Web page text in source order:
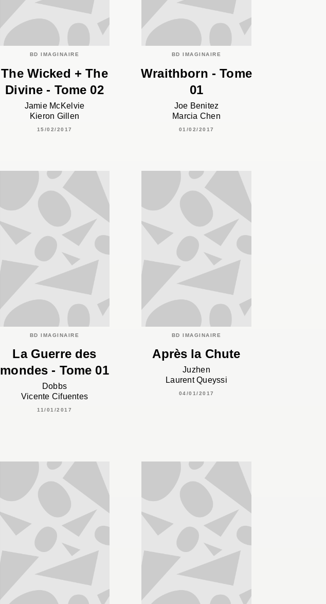
BD IMAGINAIRE
The Wicked + The
Divine - Tome 02
Jamie McKelvie
Kieron Gillen
15/02/2017
BD IMAGINAIRE
Wraithborn - Tome
01
Joe Benitez
Marcia Chen
01/02/2017
BD IMAGINAIRE
La Guerre des
mondes - Tome 01
Dobbs
Vicente Cifuentes
11/01/2017
BD IMAGINAIRE
Après la Chute
Juzhen
Laurent Queyssi
04/01/2017